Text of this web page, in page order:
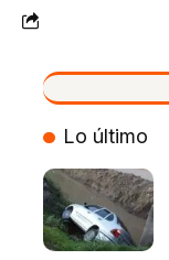
VIVO
Lo último